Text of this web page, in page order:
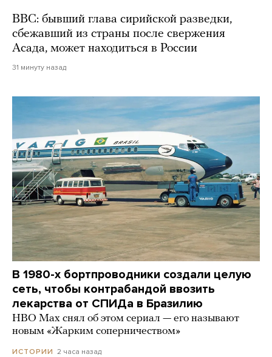
BBC: бывший глава сирийской разведки,
сбежавший из страны после свержения
Асада, может находиться в России
31 минуту назад
В 1980-х бортпроводники создали целую
сеть, чтобы контрабандой ввозить
лекарства от СПИДа в Бразилию
HBO Max снял об этом сериал — его называют
новым «Жарким соперничеством»
ИСТОРИИ 2 часа назад